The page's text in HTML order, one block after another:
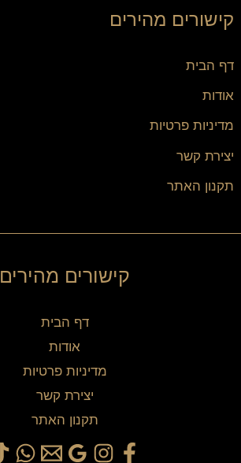
קישורים מהירים
דף הבית
אודות
מדיניות פרטיות
יצירת קשר
תקנון האתר
קישורים מהירים
דף הבית
אודות
מדיניות פרטיות
יצירת קשר
תקנון האתר